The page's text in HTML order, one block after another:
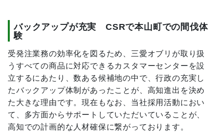
バックアップが充実 CSRで本山町での間伐体
験
受発注業務の効率化を図るため、三愛オブリが取り扱
うすべての商品に対応できるカスタマーセンターを設
立するにあたり、数ある候補地の中で、行政の充実し
たバックアップ体制があったことが、高知進出を決め
た大きな理由です。現在もなお、当社採用活動におい
て、多方面からサポートしていただいていることが、
高知での計画的な人材確保に繋がっております。